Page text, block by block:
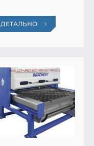
ДЕТАЛЬНО